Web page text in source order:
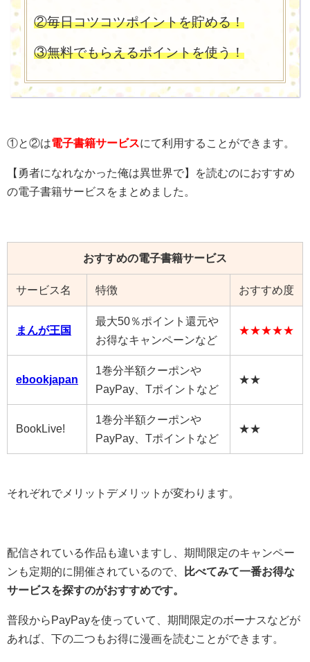
②毎日コツコツポイントを貯める！
③無料でもらえるポイントを使う！
①と②は電子書籍サービスにて利用することができます。
【勇者になれなかった俺は異世界で】を読むのにおすすめ
の電子書籍サービスをまとめました。
おすすめの電子書籍サービス
サービス名 特徴 おすすめ度
まんが王国
最大50％ポイント還元や
お得なキャンペーンなど
★★★★★
ebookjapan
1巻分半額クーポンや
PayPay、Tポイントなど
★★
BookLive!
1巻分半額クーポンや
PayPay、Tポイントなど
★★
それぞれでメリットデメリットが変わります。
配信されている作品も違いますし、期間限定のキャンペー
ンも定期的に開催されているので、
比べてみて一番お得な
サービスを探すのがおすすめです。
普段からPayPayを使っていて、期間限定のボーナスなどが
あれば、下の二つもお得に漫画を読むことができます。